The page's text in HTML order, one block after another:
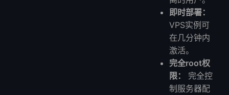
即时部署：
VPS实例可
在几分钟内
激活。
完全root权
限：
完全控
制服务器配